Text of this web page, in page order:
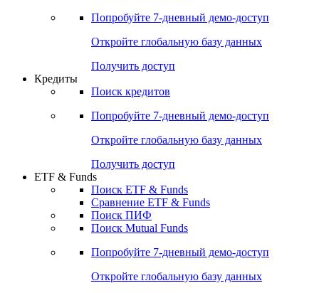
Попробуйте 7-дневный демо-доступ
Откройте глобальную базу данных
Получить доступ
Кредиты
Поиск кредитов
Попробуйте 7-дневный демо-доступ
Откройте глобальную базу данных
Получить доступ
ETF & Funds
Поиск ETF & Funds
Сравнение ETF & Funds
Поиск ПИФ
Поиск Mutual Funds
Попробуйте 7-дневный демо-доступ
Откройте глобальную базу данных